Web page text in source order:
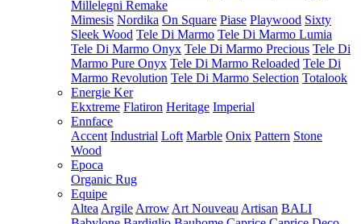
Millelegni Remake
Mimesis Nordika On Square Piase Playwood Sixty
Sleek Wood Tele Di Marmo Tele Di Marmo Lumia
Tele Di Marmo Onyx Tele Di Marmo Precious Tele Di
Marmo Pure Onyx Tele Di Marmo Reloaded Tele Di
Marmo Revolution Tele Di Marmo Selection Totalook
Energie Ker
Ekxtreme Flatiron Heritage Imperial
Ennface
Accent Industrial Loft Marble Onix Pattern Stone
Wood
Epoca
Organic Rug
Equipe
Altea Argile Arrow Art Nouveau Artisan BALI